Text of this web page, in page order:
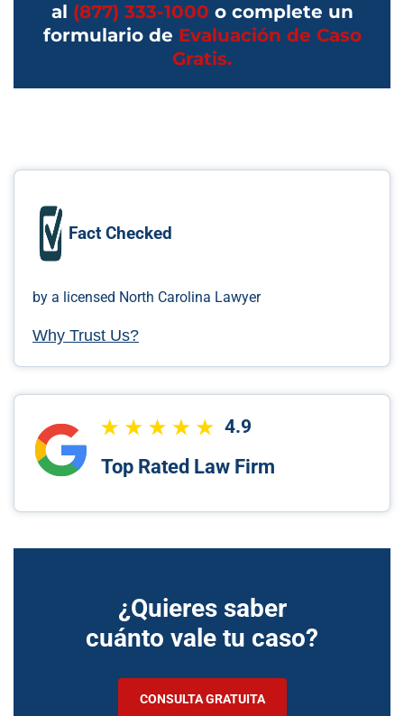
al (877) 333-1000 o complete un
formulario de Evaluación de Caso
Gratis.
Fact Checked
by a licensed North Carolina Lawyer
Why Trust Us?
4.9
Top Rated Law Firm
¿Quieres saber
cuánto vale tu caso?
CONSULTA GRATUITA